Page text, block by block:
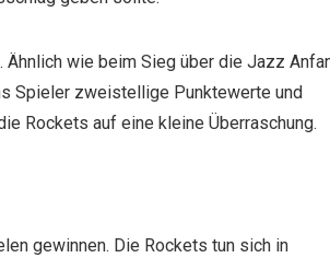
Ähnlich wie beim Sieg über die Jazz
Spieler zweistellige Punktewerte und
Rockets auf eine kleine Überraschung.
gewinnen. Die Rockets tun sich in